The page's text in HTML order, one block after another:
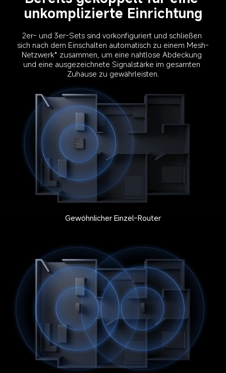
unkomplizierte Einrichtung
2er- und 3er-Sets sind vorkonfiguriert und schließen
sich nach dem Einschalten automatisch zu einem Mesh-
Netzwerk* zusammen, um eine nahtlose Abdeckung
und eine ausgezeichnete Signalstärke im gesamten
Gewöhnlicher Einzel-Router